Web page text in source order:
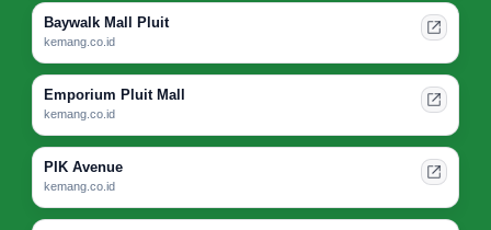
Baywalk Mall Pluit
kemang.co.id
Emporium Pluit Mall
kemang.co.id
PIK Avenue
kemang.co.id